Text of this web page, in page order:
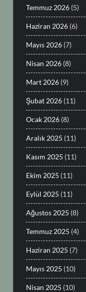
Temmuz 2026 (5)
Haziran 2026 (6)
Mayıs 2026 (7)
Nisan 2026 (8)
Mart 2026 (9)
Şubat 2026 (11)
Ocak 2026 (8)
Aralık 2025 (11)
Kasım 2025 (11)
Ekim 2025 (11)
Eylül 2025 (11)
Ağustos 2025 (8)
Temmuz 2025 (4)
Haziran 2025 (7)
Mayıs 2025 (10)
Nisan 2025 (10)